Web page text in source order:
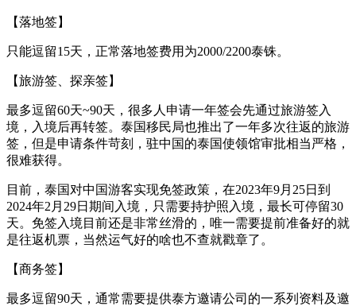
【落地签】
只能逗留15天，正常落地签费用为2000/2200泰铢。
【旅游签、探亲签】
最多逗留60天~90天，很多人申请一年签会先通过旅游签入
境，入境后再转签。泰国移民局也推出了一年多次往返的旅游
签，但是申请条件苛刻，驻中国的泰国使领馆审批相当严格，
很难获得。
目前，泰国对中国游客实现免签政策，在2023年9月25日到
2024年2月29日期间入境，只需要持护照入境，最长可停留30
天。免签入境目前还是非常丝滑的，唯一需要提前准备好的就
是往返机票，当然运气好的啥也不查就戳章了。
【商务签】
最多逗留90天，通常需要提供泰方邀请公司的一系列资料及邀